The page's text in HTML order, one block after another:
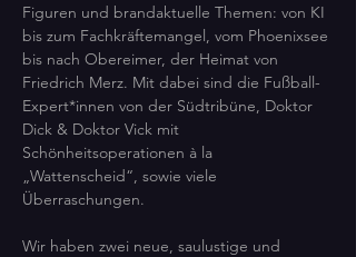
Figuren und brandaktuelle Themen: von KI
bis zum Fachkräftemangel, vom Phoenixsee
bis nach Obereimer, der Heimat von
Friedrich Merz. Mit dabei sind die Fußball-
Expert*innen von der Südtribüne, Doktor
Dick & Doktor Vick mit
Schönheitsoperationen à la
„Wattenscheid“, sowie viele
Überraschungen.
Wir haben zwei neue, saulustige und